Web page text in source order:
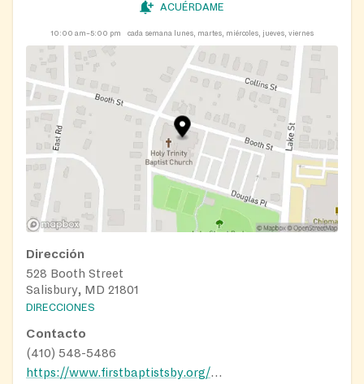
ACUÉRDAME
10:00 am–5:00 pm cada semana lunes, martes, miércoles, jueves, viernes
Dirección
528 Booth Street
Salisbury, MD 21801
DIRECCIONES
Contacto
(410) 548-5486
https://www.firstbaptistsby.org/ministries/